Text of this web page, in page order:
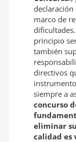
marco de
principio
también
directivos
siempre a
concurso
eliminar
calidad es